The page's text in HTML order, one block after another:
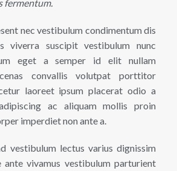
fermentum.
nec vestibulum condimentum dis
viverra suscipit vestibulum nunc
eget a semper id elit nullam
convallis volutpat porttitor
laoreet ipsum placerat odio a
ac aliquam mollis proin
imperdiet non ante a.
vestibulum lectus varius dignissim
ante vivamus vestibulum parturient